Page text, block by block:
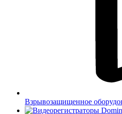
Взрывозащищенное